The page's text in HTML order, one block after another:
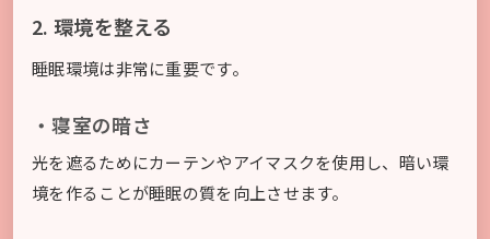
2. 環境を整える
睡眠環境は非常に重要です。
・寝室の暗さ
光を遮るためにカーテンやアイマスクを使用し、暗い環
境を作ることが睡眠の質を向上させます。